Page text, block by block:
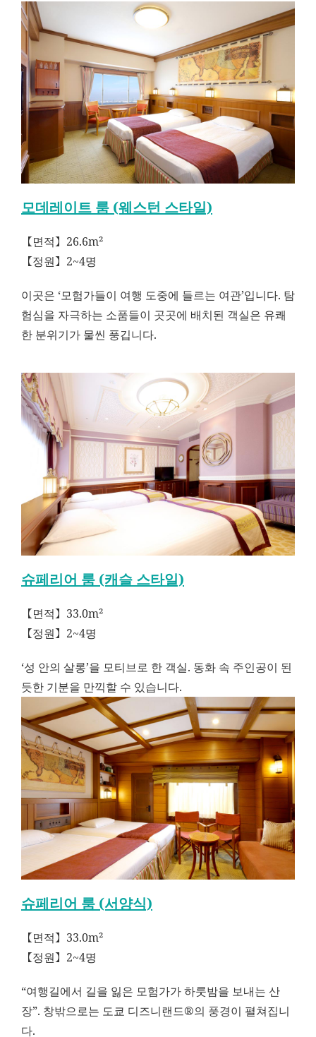
모데레이트 룸 (웨스턴 스타일)
【면적】26.6m²
【정원】2~4명
이곳은 ‘모험가들이 여행 도중에 들르는 여관’입니다. 탐
험심을 자극하는 소품들이 곳곳에 배치된 객실은 유쾌
한 분위기가 물씬 풍깁니다.
슈페리어 룸 (캐슬 스타일)
【면적】33.0m²
【정원】2~4명
‘성 안의 살롱’을 모티브로 한 객실. 동화 속 주인공이 된
듯한 기분을 만끽할 수 있습니다.
슈페리어 룸 (서양식)
【면적】33.0m²
【정원】2~4명
“여행길에서 길을 잃은 모험가가 하룻밤을 보내는 산
장”. 창밖으로는 도쿄 디즈니랜드®의 풍경이 펼쳐집니
다.